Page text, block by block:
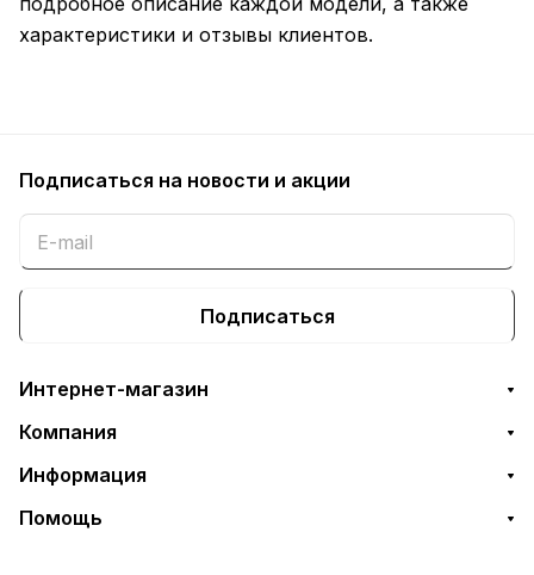
характеристики и отзывы клиентов.
Подписаться на новости и акции
Подписаться
Интернет-магазин
Компания
Информация
Помощь